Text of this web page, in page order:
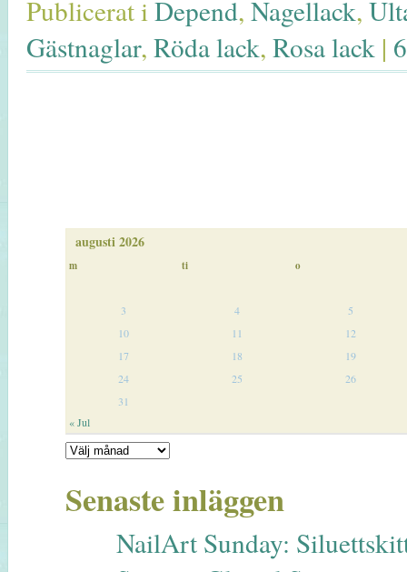
Publicerat iDepend, Nagellack,
Gästnaglar, Röda lack, Rosa lack |
augusti 2026
m ti o
« Jul
3 4
5
10
11
12
17
18
19
24
25
26
31
Senaste inläggen
NailArt Sunday: